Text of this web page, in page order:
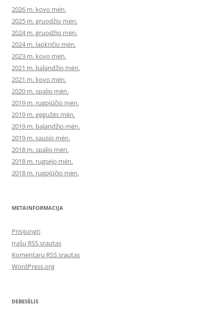
2026 m. kovo mėn.
2025 m. gruodžio mėn.
2024 m. gruodžio mėn.
2024 m. lapkričio mėn.
2023 m. kovo mėn.
2021 m. balandžio mėn.
2021 m. kovo mėn.
2020 m. spalio mėn.
2019 m. rugpjūčio mėn.
2019 m. gegužės mėn.
2019 m. balandžio mėn.
2019 m. sausio mėn.
2018 m. spalio mėn.
2018 m. rugsėjo mėn.
2018 m. rugpjūčio mėn.
METAINFORMACIJA
Prisijungti
Įrašų RSS srautas
Komentarų RSS srautas
WordPress.org
DEBESĖLIS